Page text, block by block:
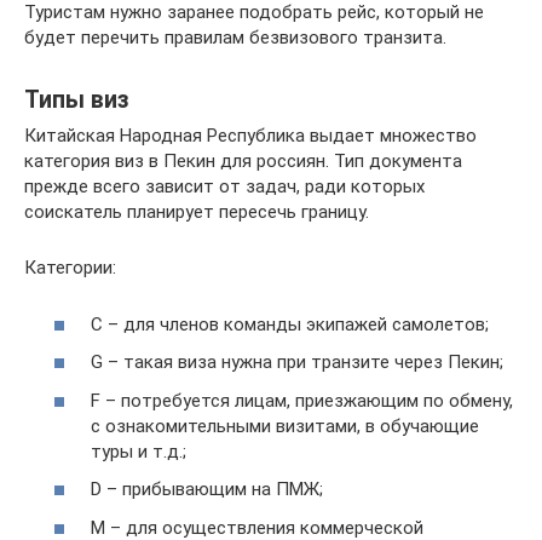
Туристам нужно заранее подобрать рейс, который не
будет перечить правилам безвизового транзита.
Типы виз
Китайская Народная Республика выдает множество
категория виз в Пекин для россиян. Тип документа
прежде всего зависит от задач, ради которых
соискатель планирует пересечь границу.
Категории:
C – для членов команды экипажей самолетов;
G – такая виза нужна при транзите через Пекин;
F – потребуется лицам, приезжающим по обмену,
с ознакомительными визитами, в обучающие
туры и т.д.;
D – прибывающим на ПМЖ;
M – для осуществления коммерческой